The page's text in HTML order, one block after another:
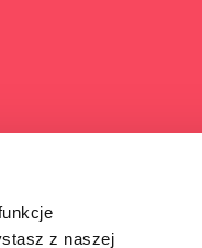
z naszej